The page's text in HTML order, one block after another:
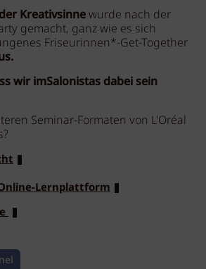
Kreativsinnewurde nach der
gemacht, ganz wie es sich
Friseurinnen*-Get-Together
wir imSalonistas dabei sein
Seminar-Formaten von L'Oréal
Lernplattform